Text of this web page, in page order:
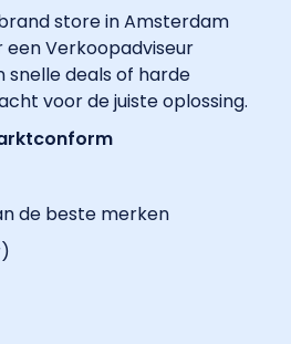
store in Amsterdam
een Verkoopadviseur
snelle deals of harde
voor de juiste oplossing.
de beste merken